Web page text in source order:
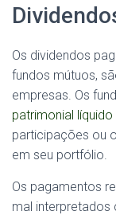
Os dividendos
fundos mútuos,
empresas. Os
patrimonial líquido
participações ou
em seu portfólio.
Os pagamentos
mal